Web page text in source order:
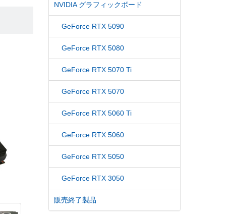
NVIDIA グラフィックボード
GeForce RTX 5090
GeForce RTX 5080
GeForce RTX 5070 Ti
GeForce RTX 5070
GeForce RTX 5060 Ti
GeForce RTX 5060
GeForce RTX 5050
GeForce RTX 3050
販売終了製品